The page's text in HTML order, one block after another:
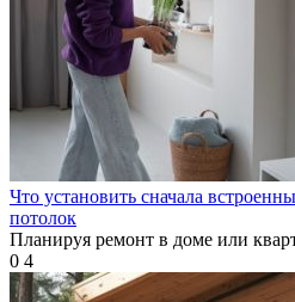
Что установить сначала
потолок
Планируя ремонт в доме или
0 4